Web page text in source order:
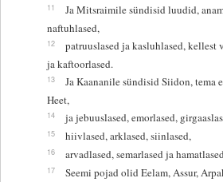
11
Ja Mitsraimile sündisid luudid,
naftuhlased,
12
patruuslased ja kasluhlased,
ja kaftoorlased.
13
Ja Kaananile sündisid Siidon, tema
Heet,
14 ja jebuuslased, emorlased,
15 hiivlased, arklased, siinlased,
16 arvadlased, semarlased ja
17
Seemi pojad olid Eelam, Assur,